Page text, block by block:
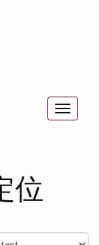
Toggle
位